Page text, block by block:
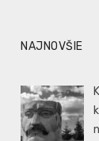
NAJNOVŠIE